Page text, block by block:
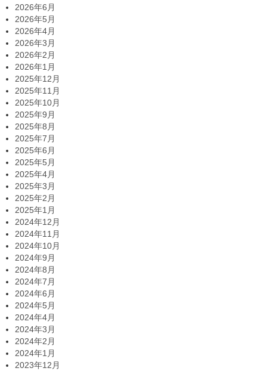
2026年6月
2026年5月
2026年4月
2026年3月
2026年2月
2026年1月
2025年12月
2025年11月
2025年10月
2025年9月
2025年8月
2025年7月
2025年6月
2025年5月
2025年4月
2025年3月
2025年2月
2025年1月
2024年12月
2024年11月
2024年10月
2024年9月
2024年8月
2024年7月
2024年6月
2024年5月
2024年4月
2024年3月
2024年2月
2024年1月
2023年12月